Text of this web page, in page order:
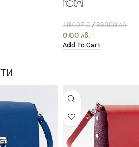
Noemi
184.07€/360.00лв.
0.00 лв.
Add To Cart